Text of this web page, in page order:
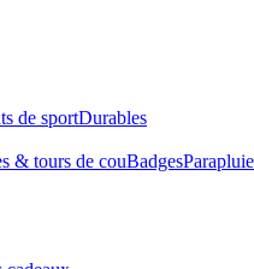
de sportDurables
& tours de couBadges